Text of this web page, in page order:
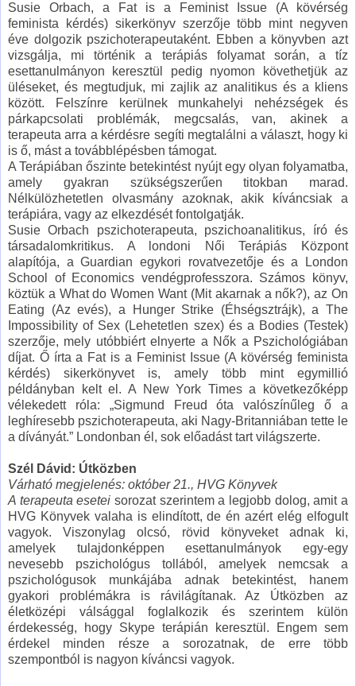
Susie Orbach, a Fat is a Feminist Issue (A kövérség
feminista kérdés) sikerkönyv szerzője több mint negyven
éve dolgozik pszichoterapeutaként. Ebben a könyvben azt
vizsgálja, mi történik a terápiás folyamat során, a tíz
esettanulmányon keresztül pedig nyomon követhetjük az
üléseket, és megtudjuk, mi zajlik az analitikus és a kliens
között. Felszínre kerülnek munkahelyi nehézségek és
párkapcsolati problémák, megcsalás, van, akinek a
terapeuta arra a kérdésre segíti megtalálni a választ, hogy ki
is ő, mást a továbblépésben támogat.
A Terápiában őszinte betekintést nyújt egy olyan folyamatba,
amely gyakran szükségszerűen titokban marad.
Nélkülözhetetlen olvasmány azoknak, akik kíváncsiak a
terápiára, vagy az elkezdését fontolgatják.
Susie Orbach pszichoterapeuta, pszichoanalitikus, író és
társadalomkritikus. A londoni Női Terápiás Központ
alapítója, a Guardian egykori rovatvezetője és a London
School of Economics vendégprofesszora. Számos könyv,
köztük a What do Women Want (Mit akarnak a nők?), az On
Eating (Az evés), a Hunger Strike (Éhségsztrájk), a The
Impossibility of Sex (Lehetetlen szex) és a Bodies (Testek)
szerzője, mely utóbbiért elnyerte a Nők a Pszichológiában
díjat. Ő írta a Fat is a Feminist Issue (A kövérség feminista
kérdés) sikerkönyvet is, amely több mint egymillió
példányban kelt el. A New York Times a következőképp
vélekedett róla: „Sigmund Freud óta valószínűleg ő a
leghíresebb pszichoterapeuta, aki Nagy-Britanniában tette le
a díványát.” Londonban él, sok előadást tart világszerte.
Szél Dávid: Útközben
Várható megjelenés: október 21., HVG Könyvek
A terapeuta esetei sorozat szerintem a legjobb dolog, amit a
HVG Könyvek valaha is elindított, de én azért elég elfogult
vagyok. Viszonylag olcsó, rövid könyveket adnak ki,
amelyek tulajdonképpen esettanulmányok egy-egy
nevesebb pszichológus tollából, amelyek nemcsak a
pszichológusok munkájába adnak betekintést, hanem
gyakori problémákra is rávilágítanak. Az Útközben az
életközépi válsággal foglalkozik és szerintem külön
érdekesség, hogy Skype terápián keresztül. Engem sem
érdekel minden része a sorozatnak, de erre több
szempontból is nagyon kíváncsi vagyok.